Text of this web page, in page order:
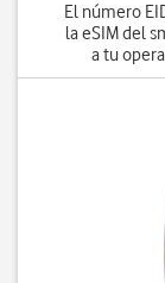
El número
la eSIM del
a tu